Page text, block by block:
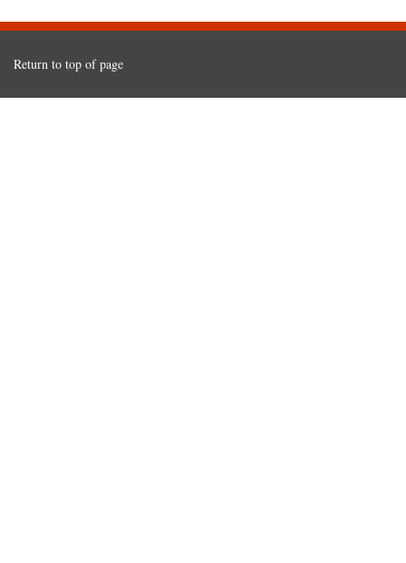
Return to top of page